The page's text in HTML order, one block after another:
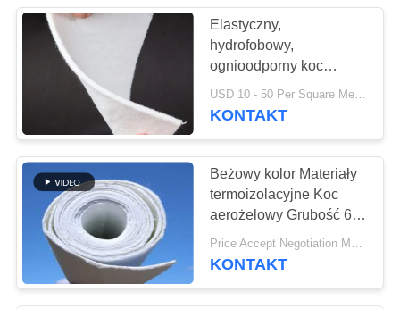
AKTUALNOŚCI
POPROSIĆ
WYCENĘ
SITEMAP
PRIVACY
POLICY
Pas przemysłowy
Elastyczny,
hydrofobowy,
ognioodporny koc
izolacyjny z aerożelu
KONTAKT
Beżowy kolor Materiały
termoizolacyjne Koc
aerożelowy Grubość 6
mm
Price Accept Negotiation MOQ:One Roll
KONTAKT